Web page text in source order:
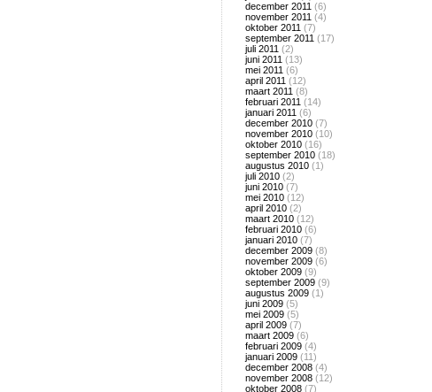
december 2011 (6)
november 2011 (4)
oktober 2011 (7)
september 2011 (17)
juli 2011 (2)
juni 2011 (13)
mei 2011 (6)
april 2011 (12)
maart 2011 (8)
februari 2011 (14)
januari 2011 (6)
december 2010 (7)
november 2010 (10)
oktober 2010 (16)
september 2010 (18)
augustus 2010 (1)
juli 2010 (2)
juni 2010 (7)
mei 2010 (12)
april 2010 (2)
maart 2010 (12)
februari 2010 (6)
januari 2010 (7)
december 2009 (8)
november 2009 (6)
oktober 2009 (9)
september 2009 (9)
augustus 2009 (1)
juni 2009 (5)
mei 2009 (5)
april 2009 (7)
maart 2009 (6)
februari 2009 (4)
januari 2009 (11)
december 2008 (4)
november 2008 (12)
oktober 2008 (7)